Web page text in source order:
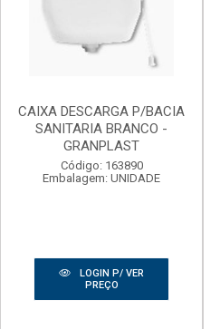
CAIXA DESCARGA P/BACIA
SANITARIA BRANCO -
GRANPLAST
Código: 163890
Embalagem: UNIDADE
LOGIN P/ VER
PREÇO